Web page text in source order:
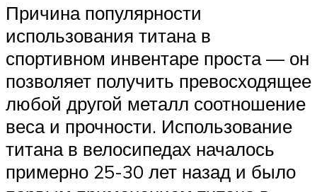
Причина популярности
использования титана в
спортивном инвентаре проста — он
позволяет получить превосходящее
любой другой металл соотношение
веса и прочности. Использование
титана в велосипедах началось
примерно 25-30 лет назад и было